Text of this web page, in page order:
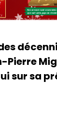
Pierre
sur sa